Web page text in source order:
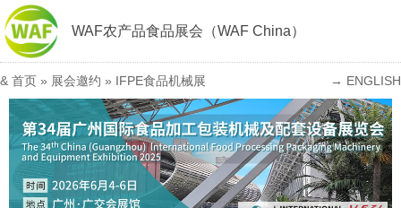
WAF农产品食品展会（WAF China）
& 首页 » 展会邀约 » IFPE食品机械展 → ENGLISH